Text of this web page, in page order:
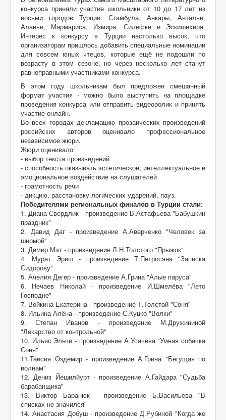
конкурса приняли участие школьники от 10 до 17 лет из
восьми городов Турции: Стамбула, Анкары, Антальи,
Аланьи, Мармариса, Измира, Силифке и Эскишехира.
Интерес к конкурсу в Турции настолько высок, что
организаторам пришлось добавить специальные номинации
для совсем юных чтецов, которые ещё не подошли по
возрасту в этом сезоне, но через несколько лет станут
равноправными участниками конкурса.
В этом году школьникам был предложен смешанный
формат участия - можно было выступить на площадке
проведения конкурса или отправить видеоролик и принять
участие онлайн.
Во всех городах декламацию прозаических произведений
российских авторов оценивало профессиональное
независимое жюри.
Жюри оценивало:
- выбор текста произведений
- способность оказывать эстетическое, интеллектуальное и
эмоциональное воздействие на слушателей
- грамотность речи
- дикцию, расстановку логических ударений, пауз.
Победителями региональных финалов в Турции стали:
1. Диана Свердлик - произведение В.Астафьева "Бабушкин
праздник"
2. Давид Даг - произведение А.Аверченко "Человек за
ширмой"
3. Демир Мэт - произведение Л.Н.Толстого "Прыжок"
4. Мурат Эриш - произведение Т.Петросяна "Записка
Сидорову"
5. Ачелия Дегер - произведение А.Грина "Алые паруса"
6. Нечаев Николай - произведение И.Шмелёва "Лето
Господне"
7. Войкина Екатерина - произведение Т.Толстой "Соня"
8. Ильина Алёна - произведение С.Куцко "Волки"
9. Степан Иванов - произведение М.Дружининой
"Лекарство от контрольной"
10. Ильяс Эльчи - произведение А.Усачёва "Умная собачка
Соня"
11.Таисия Оздемир - произведение А.Грина "Бегущая по
волнам"
12. Дениз Йешилйурт - произведение А.Гайдара "Судьба
барабанщика"
13. Виктор Баранюк - произведение Б.Васильева "В
списках не значился"
14. Анастасия Добуш - произведение Д.Рубиной "Когда же